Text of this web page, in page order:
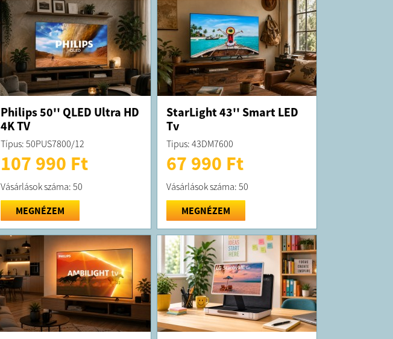
Philips 50'' QLED Ultra HD
4K TV
Típus: 50PUS7800/12
107 990 Ft
Vásárlások száma: 50
MEGNÉZEM
StarLight 43'' Smart LED
Tv
Tipus: 43DM7600
67 990 Ft
Vásárlások száma: 50
MEGNÉZEM